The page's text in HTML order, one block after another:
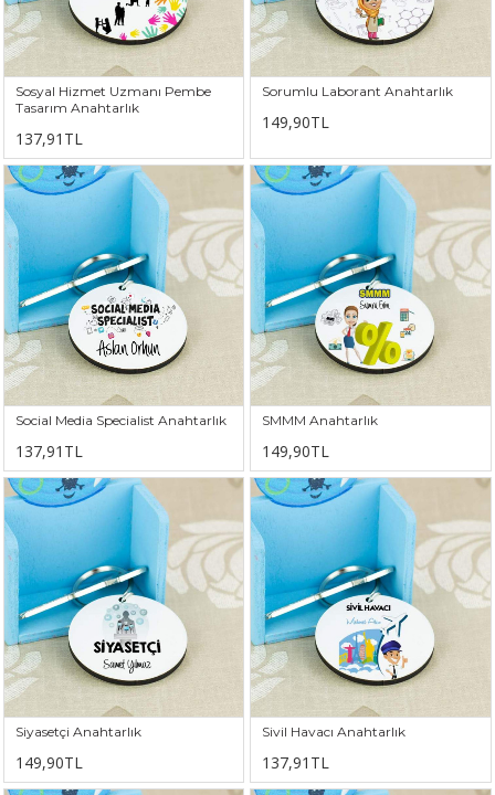
Sosyal Hizmet Uzmanı Pembe
Tasarım Anahtarlık
137,91TL
Sorumlu Laborant Anahtarlık
149,90TL
Social Media Specialist Anahtarlık
137,91TL
SMMM Anahtarlık
149,90TL
Siyasetçi Anahtarlık
149,90TL
Sivil Havacı Anahtarlık
137,91TL